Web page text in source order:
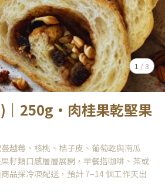
1 /3
｜250g・肉桂果乾堅果
越莓、核桃、桔子皮、葡萄乾與南瓜
籽類口感層層展開，早餐搭咖啡、茶或
品採冷凍配送，預計 7–14 個工作天出